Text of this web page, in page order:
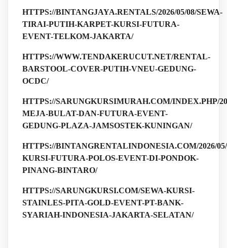
HTTPS://BINTANGJAYA.RENTALS/2026/05/08/SEWA-
TIRAI-PUTIH-KARPET-KURSI-FUTURA-
EVENT-TELKOM-JAKARTA/
HTTPS://WWW.TENDAKERUCUT.NET/RENTAL-
BARSTOOL-COVER-PUTIH-VNEU-GEDUNG-
OCDC/
HTTPS://SARUNGKURSIMURAH.COM/INDEX.PHP/
MEJA-BULAT-DAN-FUTURA-EVENT-
GEDUNG-PLAZA-JAMSOSTEK-KUNINGAN/
HTTPS://BINTANGRENTALINDONESIA.COM/2026/05/
KURSI-FUTURA-POLOS-EVENT-DI-PONDOK-
PINANG-BINTARO/
HTTPS://SARUNGKURSI.COM/SEWA-KURSI-
STAINLES-PITA-GOLD-EVENT-PT-BANK-
SYARIAH-INDONESIA-JAKARTA-SELATAN/